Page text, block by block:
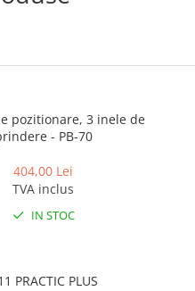
pozitionare, 3 inele de
- PB-70
404,00 Lei
TVA inclus
IN STOC
PRACTIC PLUS